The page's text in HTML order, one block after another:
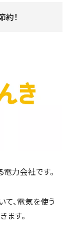
！
力会社です。
、電気を使う
ます。